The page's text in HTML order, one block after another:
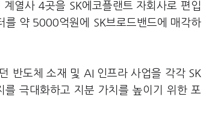
열사 4곳을 SK에코플랜트 자회사로 편입
약 5000억원에 SK브로드밴드에 매각하
반도체 소재 및 AI 인프라 사업을 각각 SK
극대화하고 지분 가치를 높이기 위한 포